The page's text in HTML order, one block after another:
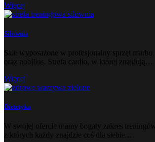
Więcej
Siłownia
Sale wyposażone w profesjonalny sprzęt marbo
oraz nobilius. Strefa cardio, w której znajdują…
Więcej
Dietetyka
W swojej ofercie mamy bogaty zakres treningów,
z których każdy znajdzie coś dla siebie.…